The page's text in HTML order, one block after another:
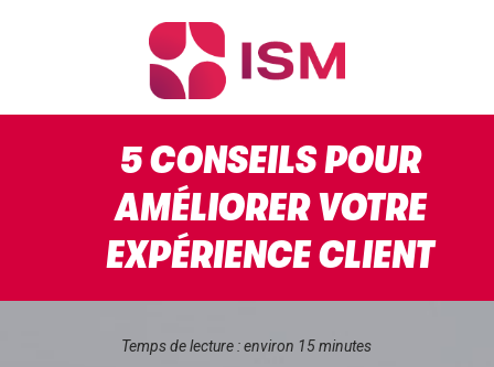
5 CONSEILS POUR
AMÉLIORER VOTRE
EXPÉRIENCE CLIENT
Temps de lecture : environ 15 minutes